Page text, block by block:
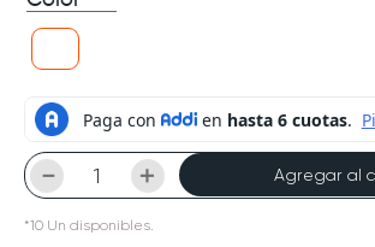
＋
－ Agregar al
*10 Un disponibles.